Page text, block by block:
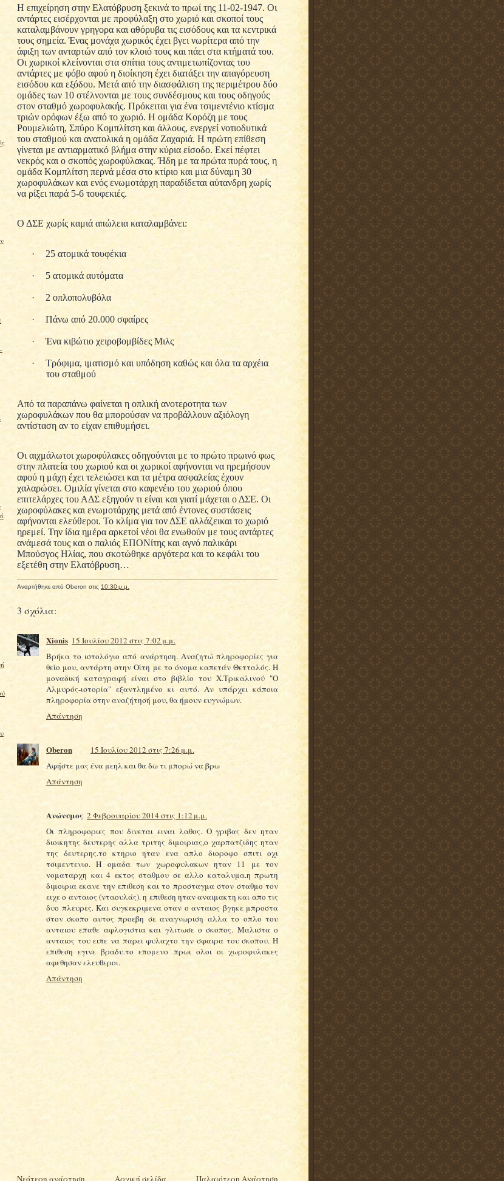
Η επιχείρηση στην Ελατόβρυση ξεκινά το πρωί της 11-02-1947. Οι
αντάρτες εισέρχονται με προφύλαξη στο χωριό και σκοποί τους
καταλαμβάνουν γρηγορα και αθόρυβα τις εισόδους και τα κεντρικά
τους σημεία. Ένας μονάχα χωρικός έχει βγει νωρίτερα από την
άφιξη των ανταρτών από τον κλοιό τους και πάει στα κτήματά του.
Οι χωρικοί κλείνονται στα σπίτια τους αντιμετωπίζοντας του
αντάρτες με φόβο αφού η διοίκηση έχει διατάξει την απαγόρευση
εισόδου και εξόδου. Μετά από την διασφάλιση της περιμέτρου δύο
ομάδες των 10 στέλνονται με τους συνδέσμους και τους οδηγούς
στον σταθμό χωροφυλακής. Πρόκειται για ένα τσιμεντένιο κτίσμα
τριών ορόφων έξω από το χωριό. Η ομάδα Κορόζη με τους
Ρουμελιώτη, Σπύρο Κομπλίτση και άλλους, ενεργεί νοτιοδυτικά
του σταθμού και ανατολικά η ομάδα Ζαχαριά. Η πρώτη επίθεση
γίνεται με αντιαρματικό βλήμα στην κύρια είσοδο. Εκεί πέφτει
νεκρός και ο σκοπός χωροφύλακας. Ήδη με τα πρώτα πυρά τους, η
ομάδα Κομπλίτση περνά μέσα στο κτίριο και μια δύναμη 30
χωροφυλάκων και ενός ενωμοτάρχη παραδίδεται αύτανδρη χωρίς
να ρίξει παρά 5-6 τουφεκιές.
Ο ΔΣΕ χωρίς καμιά απώλεια καταλαμβάνει:
· 25 ατομικά τουφέκια
· 5 ατομικά αυτόματα
· 2 οπλοπολυβόλα
· Πάνω από 20.000 σφαίρες
· Ένα κιβώτιο χειροβομβίδες Μιλς
·
Τρόφιμα, ιματισμό και υπόδηση καθώς και όλα τα αρχέια
του σταθμού
Από τα παραπάνω φαίνεται η οπλική ανοτεροτητα των
χωροφυλάκων που θα μπορούσαν να προβάλλουν αξιόλογη
αντίσταση αν το είχαν επιθυμήσει.
Οι αιχμάλωτοι χωροφύλακες οδηγούνται με το πρώτο πρωινό φως
στην πλατεία του χωριού και οι χωρικοί αφήνονται να ηρεμήσουν
αφού η μάχη έχει τελειώσει και τα μέτρα ασφαλείας έχουν
χαλαρώσει. Ομιλία γίνεται στο καφενέιο του χωριού όπου
επιτελάρχες του ΑΔΣ εξηγούν τι είναι και γιατί μάχεται ο ΔΣΕ. Οι
χωροφύλακες και ενωμοτάρχης μετά από έντονες συστάσεις
αφήνονται ελεύθεροι. Το κλίμα για τον ΔΣΕ αλλάζεικαι το χωριό
ηρεμεί. Την ίδια ημέρα αρκετοί νέοι θα ενωθούν με τους αντάρτες
ανάμεσά τους και ο παλιός ΕΠΟΝίτης και αγνό παλικάρι
Μπούσγος Ηλίας, που σκοτώθηκε αργότερα και το κεφάλι του
εξετέθη στην Ελατόβρυση…
Αναρτήθηκε από Oberon στις 10:30 μ.μ.
3 σχόλια:
Xionis 15 Ιουλίου 2012 στις 7:02 μ.μ.
Βρήκα το ιστολόγιο από ανάρτηση. Αναζητώ πληροφορίες για
θείο μου, αντάρτη στην Οίτη με το όνομα καπετάν Θετταλός. Η
μοναδική καταγραφή είναι στο βιβλίο του Χ.Τρικαλινού "Ο
Αλμυρός-ιστορία" εξαντλημένο κι αυτό. Αν υπάρχει κάποια
πληροφορία στην αναζήτησή μου, θα ήμουν ευγνώμων.
Απάντηση
Oberon
15 Ιουλίου 2012 στις 7:26 μ.μ.
Αφήστε μας ένα μεηλ και θα δω τι μπορώ να βρω
Απάντηση
Ανώνυμος 2 Φεβρουαρίου 2014 στις 1:12 μ.μ.
Οι πληροφοριες που δινεται ειναι λαθος. Ο γριβας δεν ηταν
διοικητης δευτερης αλλα τριτης διμοιριας,ο χαρπατζιδης ηταν
της δευτερης.το κτηριο ηταν ενα απλο διοροφο σπιτι οχι
τσιμεντενιο. Η ομαδα των χωροφυλακων ηταν 11 με τον
νοματαρχη και 4 εκτος σταθμου σε αλλο καταλυμα.η πρωτη
διμοιρια εκανε την επιθεση και το προσταγμα στον σταθμο τον
ειχε ο ανταιος (νταουλάς). η επιθεση ηταν αναιμακτη και απο τις
δυο πλευρες. Και συγκεκριμενα οταν ο ανταιος βγηκε μπροστα
στον σκοπο αυτος προεβη σε αναγνωριση αλλα το οπλο του
ανταιου επαθε αφλογιστια και γλιτωσε ο σκοπος. Μαλιστα ο
ανταιος του ειπε να παρει φυλαχτο την σφαιρα του σκοπου. Η
επιθεση εγινε βραδυ.το επομενο πρωι ολοι οι χωροφυλακες
αφεθησαν ελευθεροι.
Απάντηση
Νεότερη ανάρτηση Παλαιότερη Ανάρτηση
Αρχική σελίδα